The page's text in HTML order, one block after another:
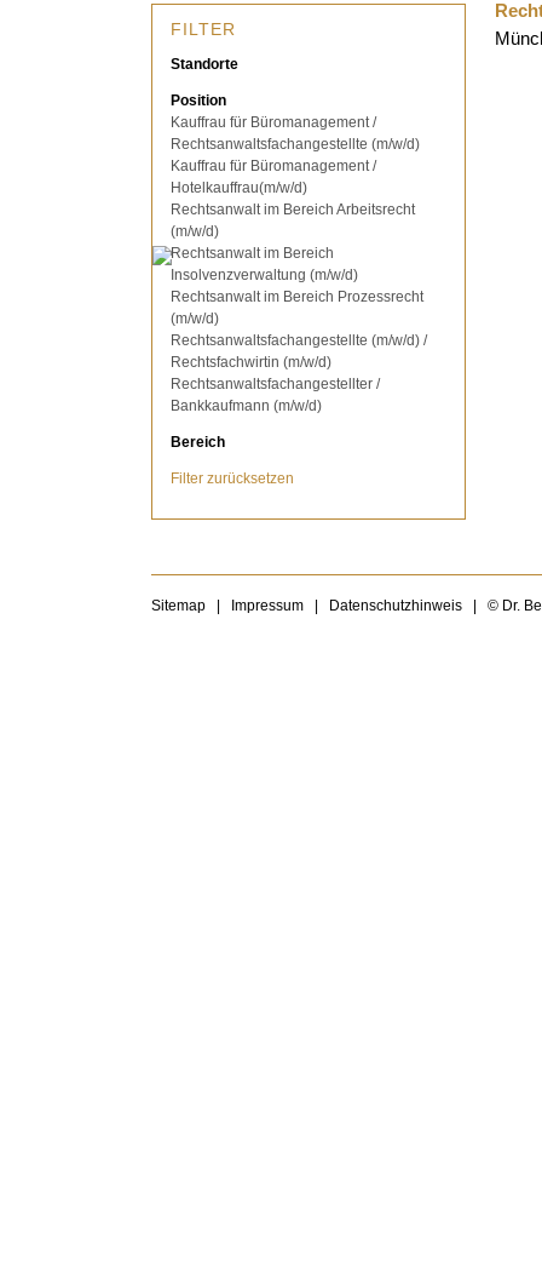
FILTER
Standorte
Position
Kauffrau für Büromanagement /
Rechtsanwaltsfachangestellte (m/w/d)
Kauffrau für Büromanagement /
Hotelkauffrau(m/w/d)
Rechtsanwalt im Bereich Arbeitsrecht
(m/w/d)
Rechtsanwalt im Bereich
Insolvenzverwaltung (m/w/d)
Rechtsanwalt im Bereich Prozessrecht
(m/w/d)
Rechtsanwaltsfachangestellte (m/w/d) /
Rechtsfachwirtin (m/w/d)
Rechtsanwaltsfachangestellter /
Bankkaufmann (m/w/d)
Bereich
Filter zurücksetzen
Sitemap Impressum Datenschutzhinweis © Dr.